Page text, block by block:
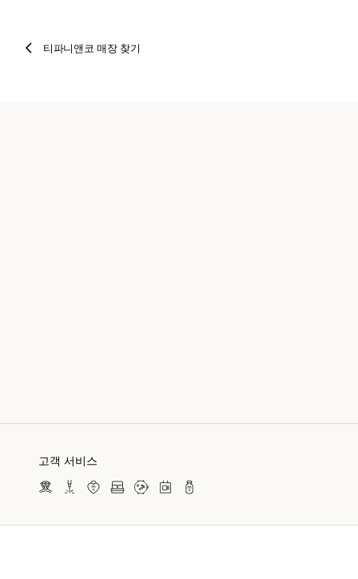
티파니앤코 매장 찾기
고객 서비스